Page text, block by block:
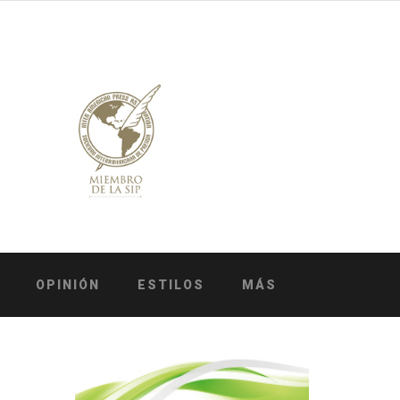
OPINIÓN ESTILOS MÁS